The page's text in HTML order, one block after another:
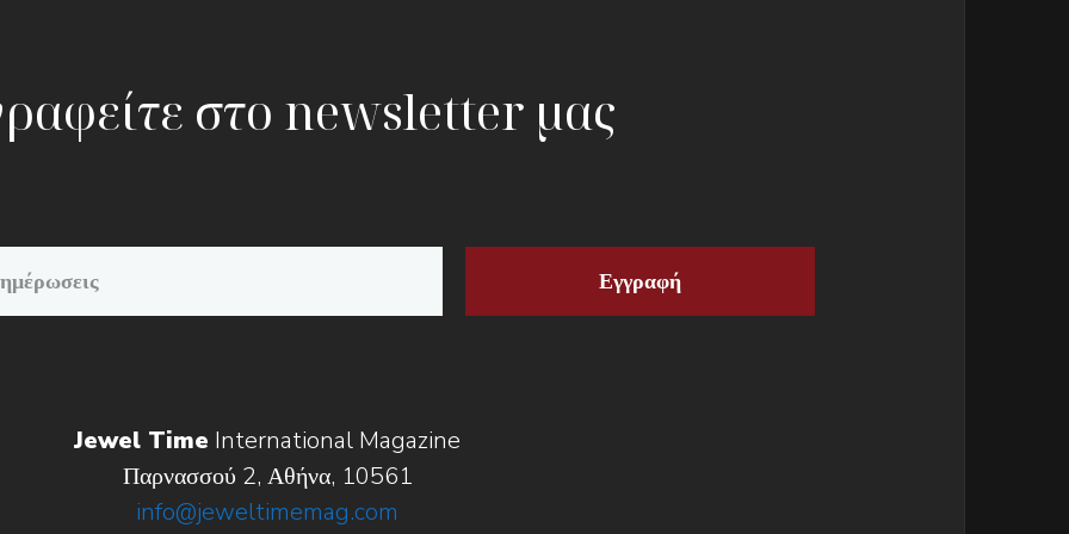
στο newsletter μας
Εγγραφή
Jewel Time International Magazine
Παρνασσού 2, Αθήνα, 10561
info@jeweltimemag.com